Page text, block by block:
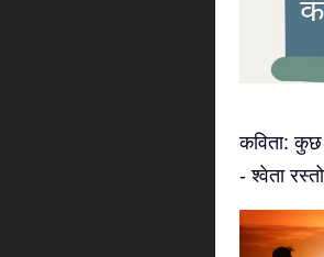
कविता:
- श्वेता